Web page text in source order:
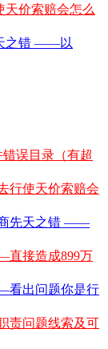
天价索赔会怎么
之错 ——以
错误目录（有超
行使天价索赔会
商先天之错 ——
接造成899万
出问题你是行
责问题线索及可